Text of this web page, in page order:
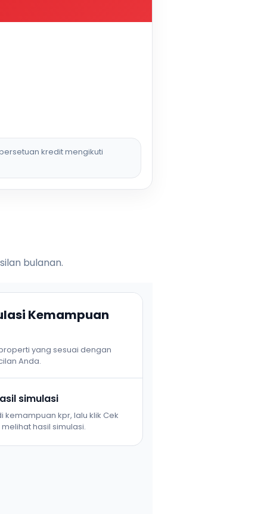
kredit mengikuti
bulanan.
Kemampuan
yang sesuai dengan
Anda.
simulasi
kemampuan kpr, lalu klik Cek
hasil simulasi.